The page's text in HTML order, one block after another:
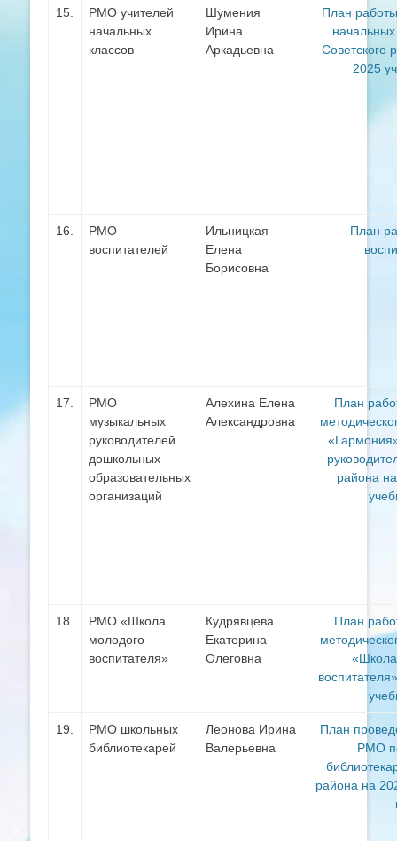
15.
РМО учителей
начальных
классов
Шумения
Ирина
Аркадьевна
План
Советского
2025
16.
РМО
воспитателей
Ильницкая
Елена
Борисовна
План
17.
РМО
музыкальных
руководителей
дошкольных
образовательных
организаций
Алехина Елена
Александровна
План
района
18.
РМО «Школа
молодого
воспитателя»
Кудрявцева
Екатерина
Олеговна
План
19.
РМО школьных
библиотекарей
Леонова Ирина
Валерьевна
План
РМО
района на